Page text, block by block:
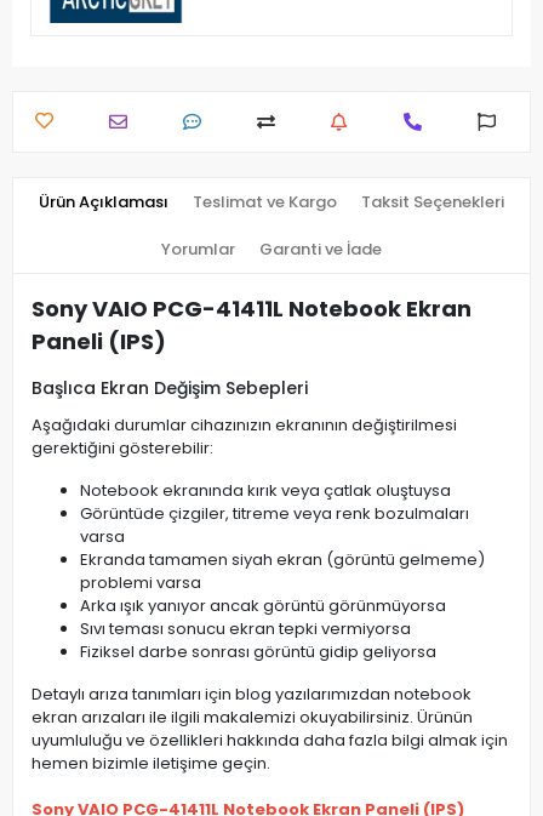
Ürün Açıklaması Teslimat ve Kargo Taksit Seçenekleri
Yorumlar Garanti ve İade
Sony VAIO PCG-41411L Notebook Ekran
Paneli (IPS)
Başlıca Ekran Değişim Sebepleri
Aşağıdaki durumlar cihazınızın ekranının değiştirilmesi
gerektiğini gösterebilir:
Notebook ekranında kırık veya çatlak oluştuysa
Görüntüde çizgiler, titreme veya renk bozulmaları
varsa
Ekranda tamamen siyah ekran (görüntü gelmeme)
problemi varsa
Arka ışık yanıyor ancak görüntü görünmüyorsa
Sıvı teması sonucu ekran tepki vermiyorsa
Fiziksel darbe sonrası görüntü gidip geliyorsa
Detaylı arıza tanımları için blog yazılarımızdan notebook
ekran arızaları ile ilgili makalemizi okuyabilirsiniz. Ürünün
uyumluluğu ve özellikleri hakkında daha fazla bilgi almak için
hemen bizimle iletişime geçin.
Sony VAIO PCG-41411L Notebook Ekran Paneli (IPS)